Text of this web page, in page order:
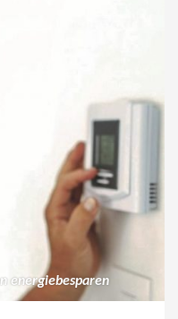
energiebesparen